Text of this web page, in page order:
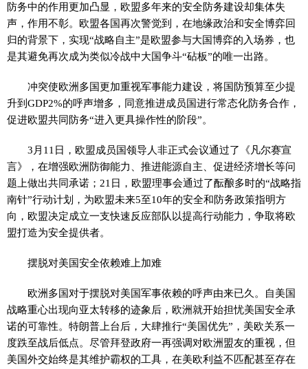
防务中的作用更加凸显，欧盟多年来的安全防务建设却集体失
声，作用不彰。欧盟各国再次警觉到，在地缘政治和安全博弈回
归的背景下，实现“战略自主”是欧盟参与大国博弈的入场券，也
是其避免再次成为类似冷战中大国争斗“砧板”的唯一出路。
冲突使欧洲多国更加重视军事能力建设，将国防预算至少提
升到GDP2%的呼声增多，同意推进成员国进行常态化防务合作，
促进欧盟共同防务“进入更具操作性的阶段”。
3月11日，欧盟成员国领导人非正式会议通过了《凡尔赛宣
言》，在增强欧洲防御能力、推进能源自主、促进经济增长等问
题上做出共同承诺；21日，欧盟理事会通过了酝酿多时的“战略指
南针”行动计划，为欧盟未来5至10年的安全和防务政策指明方
向，欧盟决定成立一支快速反应部队以提高行动能力，争取将欧
盟打造为安全提供者。
摆脱对美国安全依赖难上加难
欧洲多国对于摆脱对美国军事依赖的呼声由来已久。自美国
战略重心出现向亚太转移的迹象后，欧洲就开始担忧美国安全承
诺的可靠性。特朗普上台后，大肆推行“美国优先”，美欧关系一
度跌至战后低点。尽管拜登政府一再强调对欧洲盟友的重视，但
美国外交始终是其维护霸权的工具，在美欧利益不匹配甚至存在